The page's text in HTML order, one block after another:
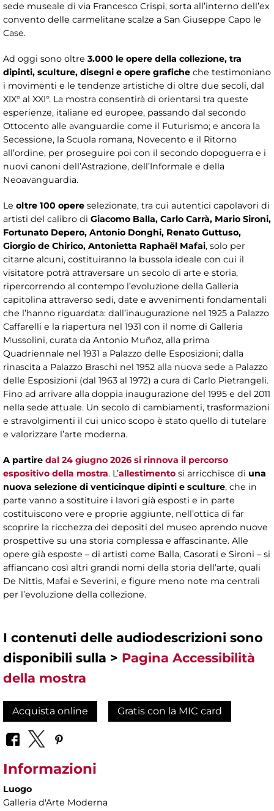
sede museale di via Francesco Crispi, sorta all’interno dell’ex
convento delle carmelitane scalze a San Giuseppe Capo le
Case.
Ad oggi sono oltre 3.000 le opere della collezione, tra
dipinti, sculture, disegni e opere grafiche che testimoniano
i movimenti e le tendenze artistiche di oltre due secoli, dal
XIX° al XXI°. La mostra consentirà di orientarsi tra queste
esperienze, italiane ed europee, passando dal secondo
Ottocento alle avanguardie come il Futurismo; e ancora la
Secessione, la Scuola romana, Novecento e il Ritorno
all’ordine, per proseguire poi con il secondo dopoguerra e i
nuovi canoni dell’Astrazione, dell’Informale e della
Neoavanguardia.
Le oltre 100 opere selezionate, tra cui autentici capolavori di
artisti del calibro di Giacomo Balla, Carlo Carrà, Mario Sironi,
Fortunato Depero, Antonio Donghi, Renato Guttuso,
Giorgio de Chirico, Antonietta Raphaël Mafai, solo per
citarne alcuni, costituiranno la bussola ideale con cui il
visitatore potrà attraversare un secolo di arte e storia,
ripercorrendo al contempo l’evoluzione della Galleria
capitolina attraverso sedi, date e avvenimenti fondamentali
che l’hanno riguardata: dall’inaugurazione nel 1925 a Palazzo
Caffarelli e la riapertura nel 1931 con il nome di Galleria
Mussolini, curata da Antonio Muñoz, alla prima
Quadriennale nel 1931 a Palazzo delle Esposizioni; dalla
rinascita a Palazzo Braschi nel 1952 alla nuova sede a Palazzo
delle Esposizioni (dal 1963 al 1972) a cura di Carlo Pietrangeli.
Fino ad arrivare alla doppia inaugurazione del 1995 e del 2011
nella sede attuale. Un secolo di cambiamenti, trasformazioni
e stravolgimenti il cui unico scopo è stato quello di tutelare
e valorizzare l’arte moderna.
A partire dal 24 giugno 2026 si rinnova il percorso
espositivo della mostra. L’allestimento si arricchisce di una
nuova selezione di venticinque dipinti e sculture, che in
parte vanno a sostituire i lavori già esposti e in parte
costituiscono vere e proprie aggiunte, nell’ottica di far
scoprire la ricchezza dei depositi del museo aprendo nuove
prospettive su una storia complessa e affascinante. Alle
opere già esposte – di artisti come Balla, Casorati e Sironi – si
affiancano così altri grandi nomi della storia dell’arte, quali
De Nittis, Mafai e Severini, e figure meno note ma centrali
per l’evoluzione della collezione.
I contenuti delle audiodescrizioni sono
disponibili sulla > Pagina Accessibilità
della mostra
Acquista online Gratis con la MIC card
Informazioni
Luogo
Galleria d'Arte Moderna